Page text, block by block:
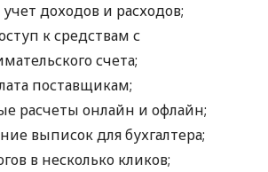
доходов и расходов;
к средствам с
счета;
поставщикам;
расчеты онлайн и офлайн;
выписок для бухгалтера;
в несколько кликов;